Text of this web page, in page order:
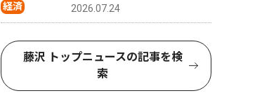
文化
藤沢 2026.07.29 藤沢
経済 2026.07.24
藤沢 トップニュースの記事を検
索